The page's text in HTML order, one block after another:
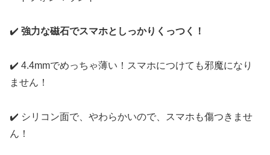
✔️ 強力な磁石でスマホとしっかりくっつく！
✔️ 4.4mmでめっちゃ薄い！スマホにつけても邪魔になり
ません！
✔️ シリコン面で、やわらかいので、スマホも傷つきませ
ん！